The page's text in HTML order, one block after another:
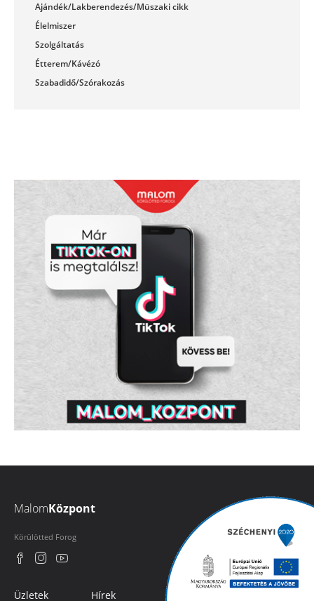
Ajándék/Lakberendezés/Müszaki cikk
Élelmiszer
Szolgáltatás
Étterem/Kávézó
Szabadidő/Szórakozás
MalomKözpont
Körülötted Forog
Üzletek Hírek